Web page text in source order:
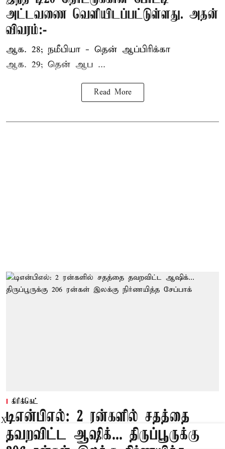
அட்டவணை வெளியிடப்பட்டுள்ளது. அதன்
விவரம்:-
ஆக. 28; நமீபியா - தென் ஆப்பிரிக்கா
ஆக. 29; தென் ஆப ...
Read More
கிரிக்கெட்
டிஎன்பிஎல்: 2 ரன்களில் சதத்தை
தவறவிட்ட ஆஷிக்... திருப்பூருக்கு
X